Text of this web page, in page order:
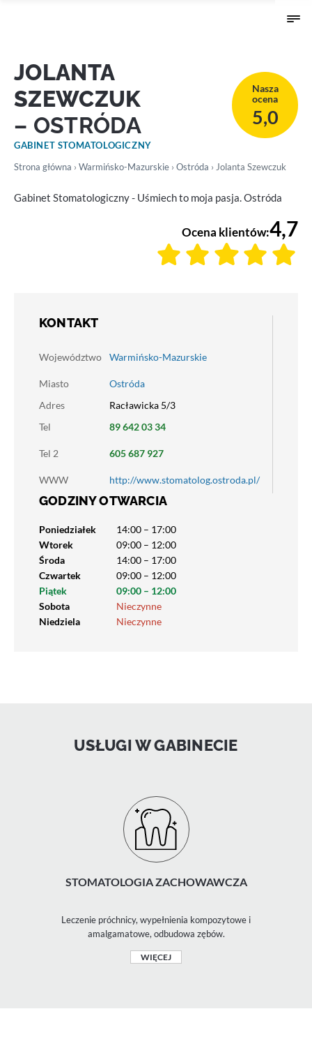
JOLANTA
SZEWCZUK
– OSTRÓDA
GABINET STOMATOLOGICZNY
Nasza
ocena
5,0
Strona główna › Warmińsko-Mazurskie › Ostróda › Jolanta Szewczuk
Gabinet Stomatologiczny - Uśmiech to moja pasja. Ostróda
Ocena klientów:4,7
KONTAKT
Województwo Warmińsko-Mazurskie
Miasto
Ostróda
Adres
Racławicka 5/3
Tel
89 642 03 34
Tel 2 605 687 927
WWW http://www.stomatolog.ostroda.pl/
GODZINY OTWARCIA
Poniedziałek
14:00 – 17:00
Wtorek
09:00 – 12:00
Środa
14:00 – 17:00
Czwartek
09:00 – 12:00
Piątek
09:00 – 12:00
Sobota
Nieczynne
Niedziela
Nieczynne
USŁUGI W GABINECIE
STOMATOLOGIA ZACHOWAWCZA
Leczenie próchnicy, wypełnienia kompozytowe i
amalgamatowe, odbudowa zębów.
WIĘCEJ